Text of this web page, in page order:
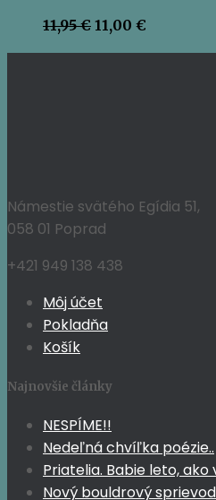
11,95€ Pôvodná
11,00 €
Námestie svätého Egídia 51,
058 01 Poprad
+421 949 138 438
Môj účet
Pokladňa
Košík
Najnovšie články
NESPÍME!!
Nedeľná chvíľka poézie..
Priatelia. Babie leto,
Nový bouldrový